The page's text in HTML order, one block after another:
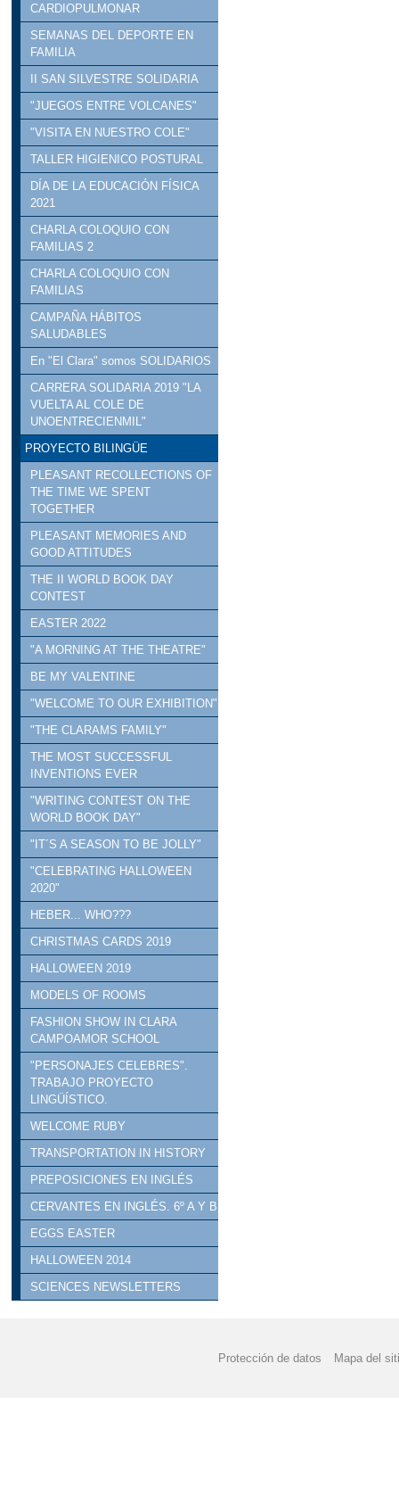
CARDIOPULMONAR
SEMANAS DEL DEPORTE EN
FAMILIA
II SAN SILVESTRE SOLIDARIA
"JUEGOS ENTRE VOLCANES"
"VISITA EN NUESTRO COLE"
TALLER HIGIENICO POSTURAL
DÍA DE LA EDUCACIÓN FÍSICA
2021
CHARLA COLOQUIO CON
FAMILIAS 2
CHARLA COLOQUIO CON
FAMILIAS
CAMPAÑA HÁBITOS
SALUDABLES
En "El Clara" somos SOLIDARIOS
CARRERA SOLIDARIA 2019 "LA
VUELTA AL COLE DE
UNOENTRECIENMIL"
PROYECTO BILINGÜE
PLEASANT RECOLLECTIONS OF
THE TIME WE SPENT
TOGETHER
PLEASANT MEMORIES AND
GOOD ATTITUDES
THE II WORLD BOOK DAY
CONTEST
EASTER 2022
"A MORNING AT THE THEATRE"
BE MY VALENTINE
"WELCOME TO OUR EXHIBITION"
"THE CLARAMS FAMILY"
THE MOST SUCCESSFUL
INVENTIONS EVER
"WRITING CONTEST ON THE
WORLD BOOK DAY"
"IT´S A SEASON TO BE JOLLY"
"CELEBRATING HALLOWEEN
2020"
HEBER... WHO???
CHRISTMAS CARDS 2019
HALLOWEEN 2019
MODELS OF ROOMS
FASHION SHOW IN CLARA
CAMPOAMOR SCHOOL
"PERSONAJES CELEBRES".
TRABAJO PROYECTO
LINGÜÍSTICO.
WELCOME RUBY
TRANSPORTATION IN HISTORY
PREPOSICIONES EN INGLÉS
CERVANTES EN INGLÉS. 6º A Y B
EGGS EASTER
HALLOWEEN 2014
SCIENCES NEWSLETTERS
Protección de datos Mapa del